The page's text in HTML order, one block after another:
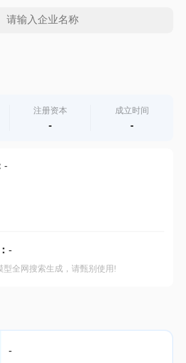
注册资本
-
成立时间
-
-
-
型全网搜索生成，请甄别使用!
-